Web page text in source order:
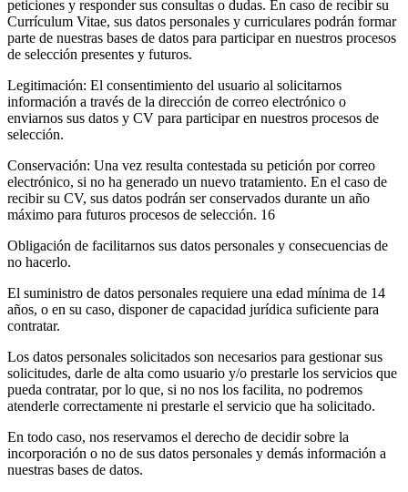
peticiones y responder sus consultas o dudas. En caso de recibir su
Currículum Vitae, sus datos personales y curriculares podrán formar
parte de nuestras bases de datos para participar en nuestros procesos
de selección presentes y futuros.
Legitimación: El consentimiento del usuario al solicitarnos
información a través de la dirección de correo electrónico o
enviarnos sus datos y CV para participar en nuestros procesos de
selección.
Conservación: Una vez resulta contestada su petición por correo
electrónico, si no ha generado un nuevo tratamiento. En el caso de
recibir su CV, sus datos podrán ser conservados durante un año
máximo para futuros procesos de selección. 16
Obligación de facilitarnos sus datos personales y consecuencias de
no hacerlo.
El suministro de datos personales requiere una edad mínima de 14
años, o en su caso, disponer de capacidad jurídica suficiente para
contratar.
Los datos personales solicitados son necesarios para gestionar sus
solicitudes, darle de alta como usuario y/o prestarle los servicios que
pueda contratar, por lo que, si no nos los facilita, no podremos
atenderle correctamente ni prestarle el servicio que ha solicitado.
En todo caso, nos reservamos el derecho de decidir sobre la
incorporación o no de sus datos personales y demás información a
nuestras bases de datos.